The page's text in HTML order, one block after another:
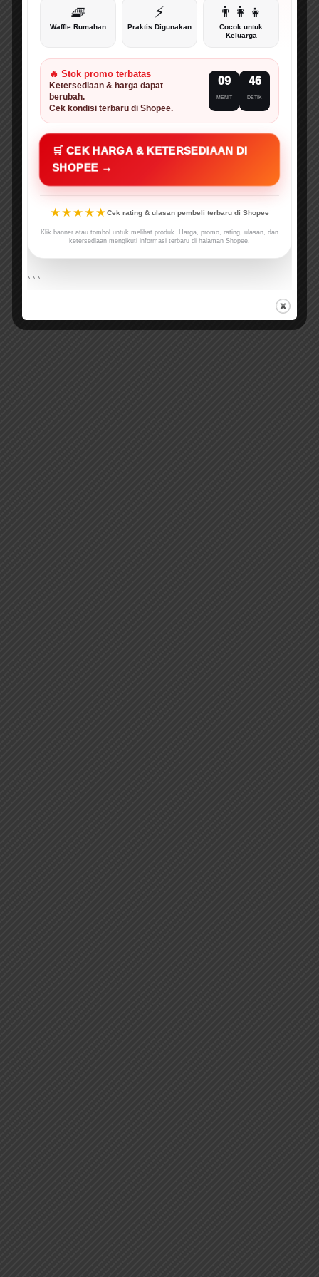
🧇
Waffle Rumahan
⚡
Praktis Digunakan
👨‍👩‍👧
Cocok untuk
Keluarga
🔥 Stok promo terbatas
Ketersediaan & harga dapat
berubah.
Cek kondisi terbaru di Shopee.
09
MENIT
45
DETIK
🛒 CEK HARGA & KETERSEDIAAN DI
SHOPEE →
★★★★★Cek rating & ulasan pembeli terbaru di Shopee
Klik banner atau tombol untuk melihat produk. Harga, promo, rating, ulasan, dan
ketersediaan mengikuti informasi terbaru di halaman Shopee.
```